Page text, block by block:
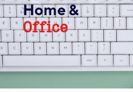
Home &
Office